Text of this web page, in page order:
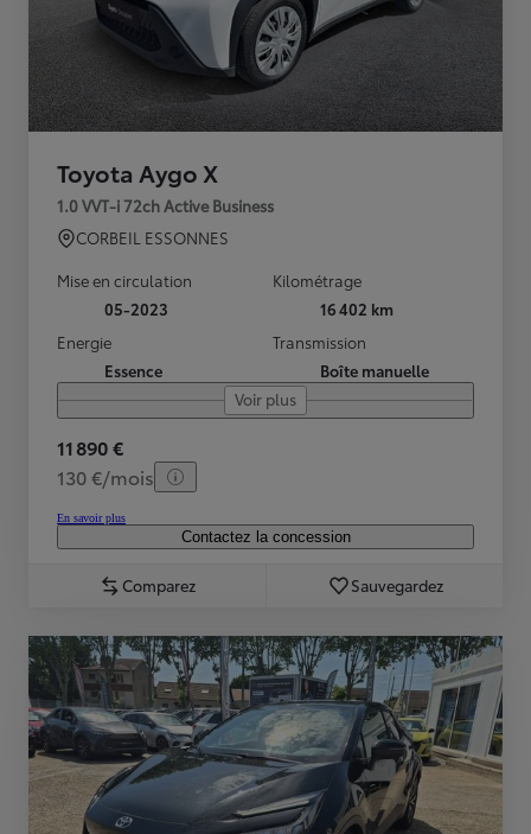
Toyota Aygo X
1.0 VVT-i 72ch Active Business
CORBEIL ESSONNES
Mise en circulation
05-2023
Kilométrage
16 402 km
Energie
Essence
Transmission
Boîte manuelle
Voir plus
11 890 €
130 €/mois
En savoir plus
Contactez la concession
Comparez Sauvegardez